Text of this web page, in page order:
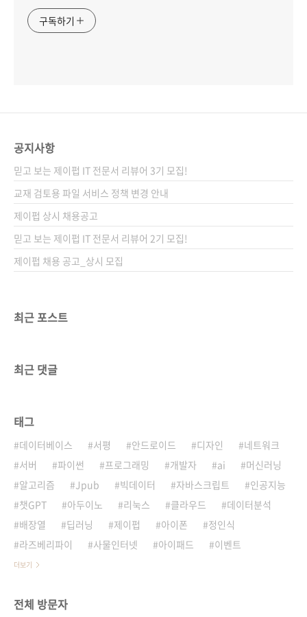
구독하기
공지사항
믿고 보는 제이펍 IT 전문서 리뷰어 3기 모집!
교재 검토용 파일 서비스 정책 변경 안내
제이펍 상시 채용공고
믿고 보는 제이펍 IT 전문서 리뷰어 2기 모집!
제이펍 채용 공고_상시 모집
최근 포스트
최근 댓글
태그
데이터베이스 서평 안드로이드 디자인
네트워크
서버
파이썬 프로그래밍 개발자 ai
머신러닝
알고리즘
Jpub 빅데이터 자바스크립트
인공지능
챗GPT
아두이노 리눅스 클라우드
데이터분석
배장열
딥러닝 제이펍 아이폰
정인식
라즈베리파이
사물인터넷 아이패드 이벤트
더보기
전체 방문자